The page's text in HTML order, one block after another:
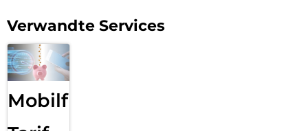
Verwandte Services
Mobilfunk